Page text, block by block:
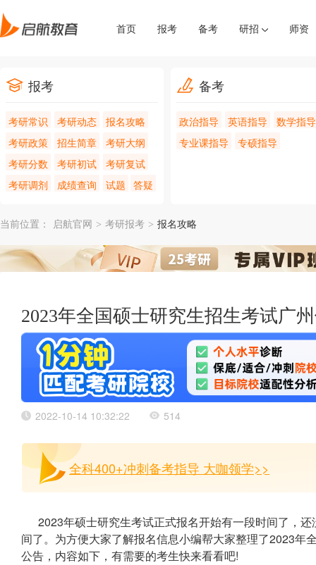
首页 报考 备考 研招 师资
报考
考研常识 考研动态
报名攻略
考研政策
招生简章
考研大纲
考研分数
考研初试
考研复试
考研调剂
成绩查询 试题 答疑
备考
政治指导 英语指导
数学指导
专业课指导
专硕指导
当前位置： 启航官网 > 考研报考 > 报名攻略
2023年全国硕士研究生招生考试广
2022-10-14 10:32:22 514
全科400+冲刺备考指导 大咖领学>>
2023年硕士研究生考试正式报名开始有一段时间了，
间了。为方便大家了解报名信息小编帮大家整理了2023年
公告，内容如下，有需要的考生快来看看吧!